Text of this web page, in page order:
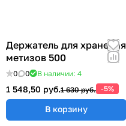
Держатель для хранения
метизов 500
0 0 В наличии: 4
1 548,50 руб.1 630 руб. -5%
В корзину